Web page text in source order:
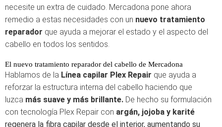
necesite un extra de cuidado. Mercadona pone ahora
remedio a estas necesidades con un nuevo tratamiento
reparador que ayuda a mejorar el estado y el aspecto del
cabello en todos los sentidos.
El nuevo tratamiento reparador del cabello de Mercadona
Hablamos de la Línea capilar Plex Repair que ayuda a
reforzar la estructura interna del cabello haciendo que
luzca más suave y más brillante. De hecho su formulación
con tecnología Plex Repair con argán, jojoba y karité
regenera la fibra capilar desde el interior, aumentando su